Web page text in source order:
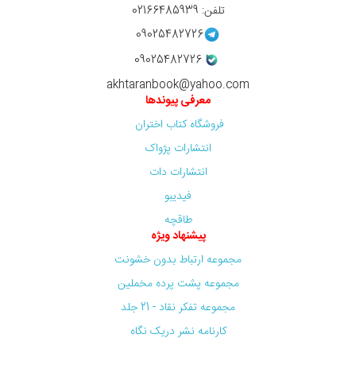
تلفن: 02166485939
09025482726
09025482726
akhtaranbook@yahoo.com
معرفی پیوندها
فروشگاه کتاب اختران
انتشارات پژواک
انتشارات دات
فیدیبو
طاقچه
پیشنهاد ویژه
مجموعه ارتباط بدون خشونت
مجموعه پشت پرده مخملین
مجموعه تفکر نقاد - 21 جلد
کارنامه نشر دریک نگاه